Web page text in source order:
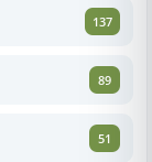
137
89
51